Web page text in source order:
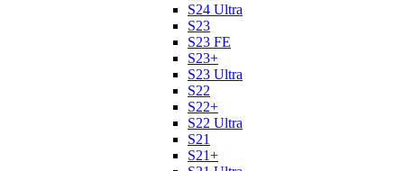
S24 Ultra
S23
S23 FE
S23+
S23 Ultra
S22
S22+
S22 Ultra
S21
S21+